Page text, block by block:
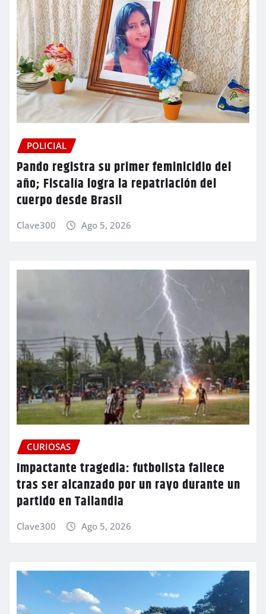
POLICIAL
Pando registra su primer feminicidio del
año; Fiscalía logra la repatriación del
cuerpo desde Brasil
Clave300 Ago 5, 2026
CURIOSAS
Impactante tragedia: futbolista fallece
tras ser alcanzado por un rayo durante un
partido en Tailandia
Clave300 Ago 5, 2026